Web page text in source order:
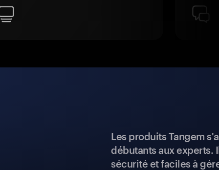
Les produits Tangem
débutants aux experts.
sécurité et faciles à